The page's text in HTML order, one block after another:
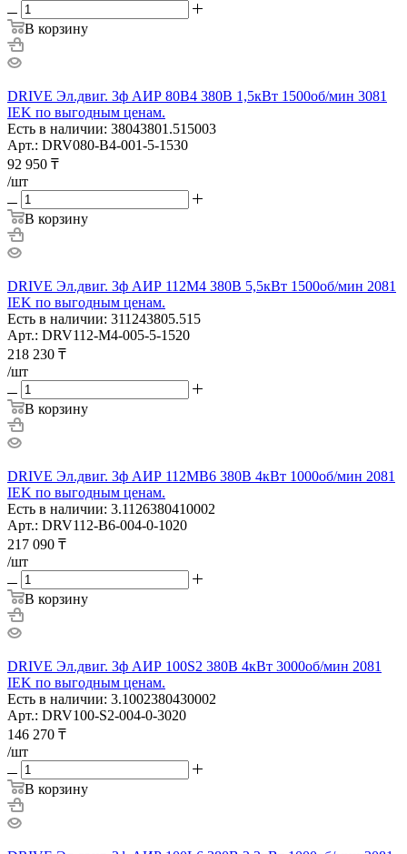
В корзину
DRIVE Эл.двиг. 3ф АИР 80B4 380В 1,5кВт 1500об/мин 3081
IEK по выгодным ценам.
Есть в наличии: 38043801.515003
Арт.: DRV080-B4-001-5-1530
92 950 ₸
/шт
В корзину
DRIVE Эл.двиг. 3ф АИР 112M4 380В 5,5кВт 1500об/мин 2081
IEK по выгодным ценам.
Есть в наличии: 311243805.515
Арт.: DRV112-M4-005-5-1520
218 230 ₸
/шт
В корзину
DRIVE Эл.двиг. 3ф АИР 112MB6 380В 4кВт 1000об/мин 2081
IEK по выгодным ценам.
Есть в наличии: 3.1126380410002
Арт.: DRV112-B6-004-0-1020
217 090 ₸
/шт
В корзину
DRIVE Эл.двиг. 3ф АИР 100S2 380В 4кВт 3000об/мин 2081
IEK по выгодным ценам.
Есть в наличии: 3.1002380430002
Арт.: DRV100-S2-004-0-3020
146 270 ₸
/шт
В корзину